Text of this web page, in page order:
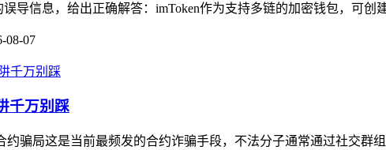
导信息，给出正确解答：imToken作为支持多链的加密钱包，可创
08-07
千万别踩
约骗局这是当前最频发的合约诈骗手段，不法分子通常通过社交群